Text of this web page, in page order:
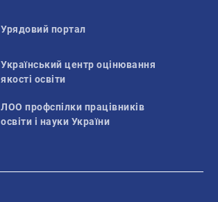
Урядовий портал
Український центр оцінювання
якості освіти
ЛОО профспілки працівників
освіти і науки України